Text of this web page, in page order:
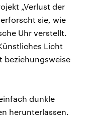
„Verlust der
sie, wie
Uhr verstellt.
Licht
beziehungsweise
dunkle
herunterlassen.